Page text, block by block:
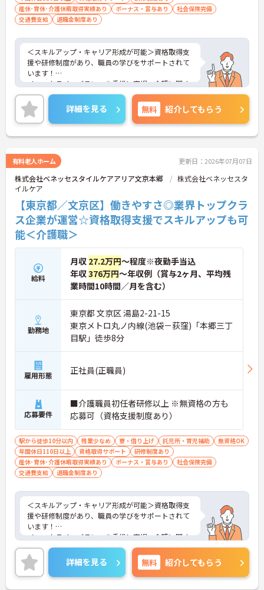
産休･育休･介護休暇取得実績あり
ボーナス・賞与あり
社会保険完備
交通費支給
退職金制度あり
＜スキルアップ・キャリア形成が可能＞資格取得支
援や研修制度があり、職員の学びをサポートされて
います！
＜ワークライフバランスを重視＞育児・介護に関す
る制度や社宅制度、各種手当など、長く安心して働
きやすい環境が整っています。
＜寄り添ったケアの実施＞利用者さまに深く寄り添
ったサービスの提供を目指し、職員の専門性を高め
るような人材育成にも注力されています。
詳細をお話ししますのでお気軽にご相談ください！
詳細を見る 無料 紹介してもらう
有料老人ホーム 更新日：2026年07月07日
株式会社ベネッセスタイルケアアリア文京本郷
株式会社ベネッセスタ
イルケア
【東京都／文京区】働きやすさ◎業界トップクラ
ス企業が運営☆資格取得支援でスキルアップも可
能＜介護職＞
給料
月収 27.2万円～程度※夜勤手当込
年収376万円～年収例（賞与2ヶ月、平均残
業時間10時間／月を含む）
勤務地
東京都 文京区 湯島2-21-15
東京メトロ丸ノ内線(池袋－荻窪)「本郷三丁
目駅」徒歩8分
雇用形態 正社員(正職員)
応募要件
■介護職員初任者研修以上 ※無資格の方も
応募可（資格支援制度あり）
駅から徒歩10分以内 残業少なめ 寮・借り上げ 託児所・育児補助
無資格OK
年間休日110日以上
資格取得サポート
研修制度あり
産休･育休･介護休暇取得実績あり
ボーナス・賞与あり
社会保険完備
交通費支給
退職金制度あり
＜スキルアップ・キャリア形成が可能＞資格取得支
援や研修制度があり、職員の学びをサポートされて
います！
＜ワークライフバランスを重視＞育児・介護に関す
る制度や社宅制度、各種手当など、長く安心して働
きやすい環境が整っています。
＜寄り添ったケアの実施＞利用者さまに深く寄り添
ったサービスの提供を目指し、職員の専門性を高め
詳細を見る 無料 紹介してもらう